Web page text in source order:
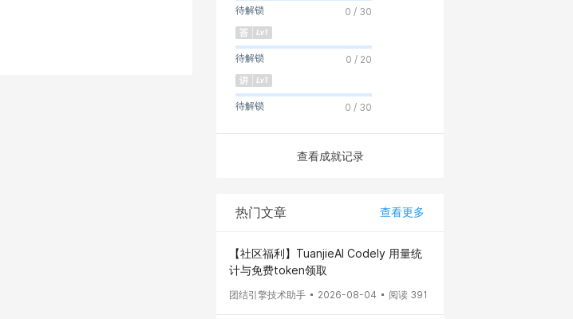
待解锁 0 / 30
待解锁 0 / 20
待解锁 0 / 30
查看成就记录
热门文章 查看更多
【社区福利】TuanjieAI Codely 用量统
计与免费token领取
团结引擎技术助手 2026-08-04 阅读 391